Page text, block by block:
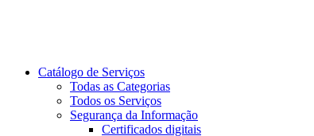
Catálogo de Serviços
Todas as Categorias
Todos os Serviços
Segurança da Informação
Certificados digitais